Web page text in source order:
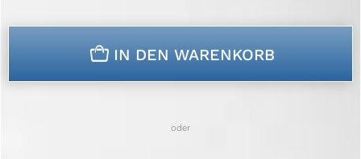
n IN DEN WARENKORB
oder